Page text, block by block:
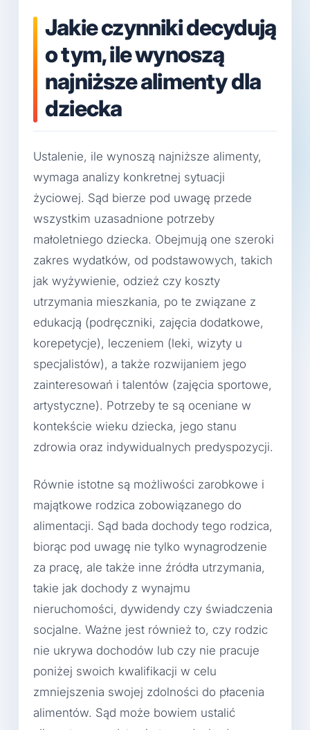
Jakie czynniki decydują
o tym, ile wynoszą
najniższe alimenty dla
dziecka
Ustalenie, ile wynoszą najniższe alimenty,
wymaga analizy konkretnej sytuacji
życiowej. Sąd bierze pod uwagę przede
wszystkim uzasadnione potrzeby
małoletniego dziecka. Obejmują one szeroki
zakres wydatków, od podstawowych, takich
jak wyżywienie, odzież czy koszty
utrzymania mieszkania, po te związane z
edukacją (podręczniki, zajęcia dodatkowe,
korepetycje), leczeniem (leki, wizyty u
specjalistów), a także rozwijaniem jego
zainteresowań i talentów (zajęcia sportowe,
artystyczne). Potrzeby te są oceniane w
kontekście wieku dziecka, jego stanu
zdrowia oraz indywidualnych predyspozycji.
Równie istotne są możliwości zarobkowe i
majątkowe rodzica zobowiązanego do
alimentacji. Sąd bada dochody tego rodzica,
biorąc pod uwagę nie tylko wynagrodzenie
za pracę, ale także inne źródła utrzymania,
takie jak dochody z wynajmu
nieruchomości, dywidendy czy świadczenia
socjalne. Ważne jest również to, czy rodzic
nie ukrywa dochodów lub czy nie pracuje
poniżej swoich kwalifikacji w celu
zmniejszenia swojej zdolności do płacenia
alimentów. Sąd może bowiem ustalić